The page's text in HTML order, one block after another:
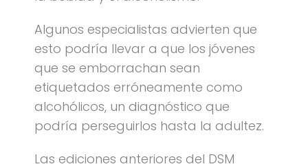
Algunos especialistas advierten que
esto podría llevar a que los jóvenes
que se emborrachan sean
etiquetados erróneamente como
alcohólicos, un diagnóstico que
podría perseguirlos hasta la adultez.
Las ediciones anteriores del DSM